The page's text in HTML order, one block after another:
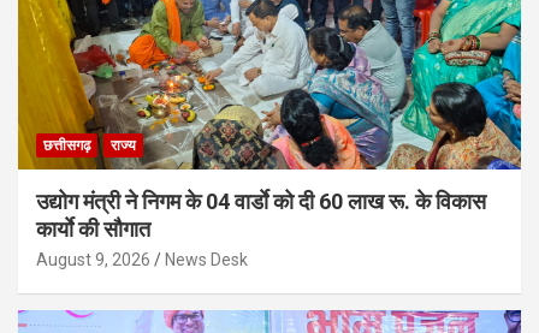
छत्तीसगढ़ राज्य
उद्योग मंत्री ने निगम के 04 वार्डाे को दी 60 लाख रू. के विकास
कार्याे की सौगात
August 9, 2026 News Desk